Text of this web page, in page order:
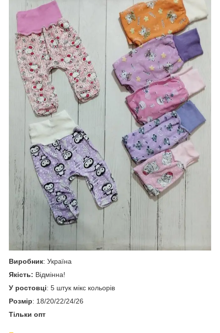
Виробник: Україна
Якість: Відмінна!
У ростовці: 5 штук мікс кольорів
Розмір: 18/20/22/24/26
Тільки опт